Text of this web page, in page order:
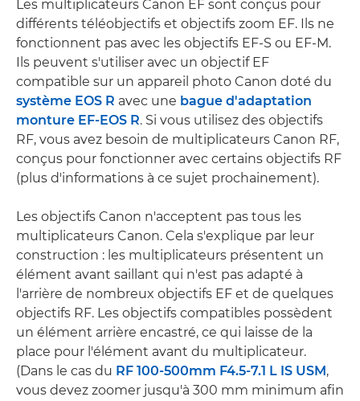
Les multiplicateurs Canon EF sont conçus pour
différents téléobjectifs et objectifs zoom EF. Ils ne
fonctionnent pas avec les objectifs EF-S ou EF-M.
Ils peuvent s'utiliser avec un objectif EF
compatible sur un appareil photo Canon doté du
système EOS R avec une bague d'adaptation
monture EF-EOS R. Si vous utilisez des objectifs
RF, vous avez besoin de multiplicateurs Canon RF,
conçus pour fonctionner avec certains objectifs RF
(plus d'informations à ce sujet prochainement).
Les objectifs Canon n'acceptent pas tous les
multiplicateurs Canon. Cela s'explique par leur
construction : les multiplicateurs présentent un
élément avant saillant qui n'est pas adapté à
l'arrière de nombreux objectifs EF et de quelques
objectifs RF. Les objectifs compatibles possèdent
un élément arrière encastré, ce qui laisse de la
place pour l'élément avant du multiplicateur.
(Dans le cas du RF 100-500mm F4.5-7.1 L IS USM,
vous devez zoomer jusqu'à 300 mm minimum afin